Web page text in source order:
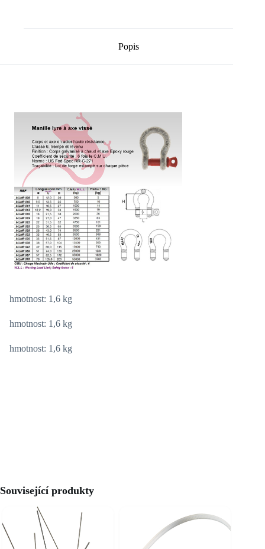
Popis
hmotnost: 1,6 kg
hmotnost: 1,6 kg
hmotnost: 1,6 kg
Související produkty